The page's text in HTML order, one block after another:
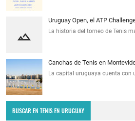
Uruguay Open, el ATP
La historia del torneo de Tenis
Canchas de Tenis en
La capital uruguaya cuenta
BUSCAR EN TENIS EN URUGUAY